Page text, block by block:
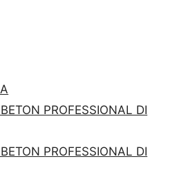
PROFESSIONAL DI
PROFESSIONAL DI